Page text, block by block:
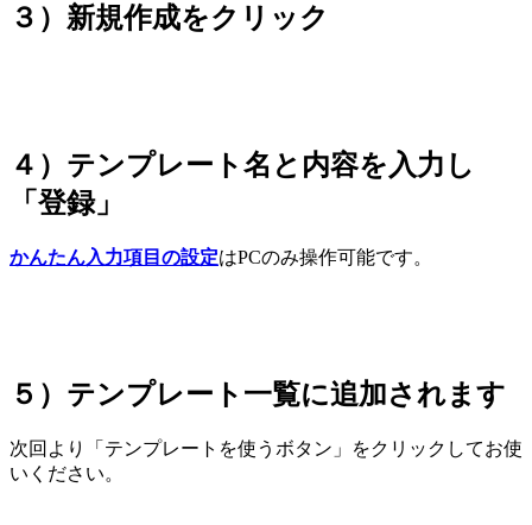
３）新規作成をクリック
４）テンプレート名と内容を入力し
「登録」
かんたん入力項目の設定はPCのみ操作可能です。
５）テンプレート一覧に追加されます
次回より「テンプレートを使うボタン」をクリックしてお使
いください。